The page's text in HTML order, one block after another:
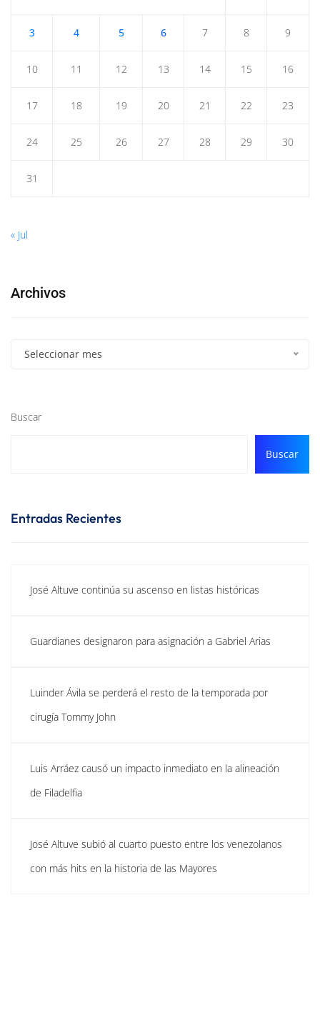
3 4 5 6 7 8 9
10 11 12 13 14 15 16
17 18 19 20 21 22 23
24 25 26 27 28 29 30
31
« Jul
Archivos
Seleccionar mes
Buscar
Buscar
Entradas Recientes
José Altuve continúa su ascenso en listas históricas
Guardianes designaron para asignación a Gabriel Arias
Luinder Ávila se perderá el resto de la temporada por
cirugía Tommy John
Luis Arráez causó un impacto inmediato en la alineación
de Filadelfia
José Altuve subió al cuarto puesto entre los venezolanos
con más hits en la historia de las Mayores